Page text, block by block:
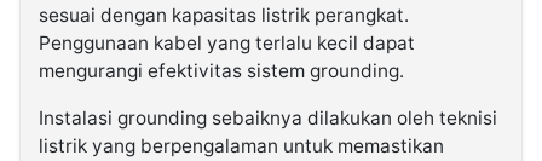
sesuai dengan kapasitas listrik perangkat.
Penggunaan kabel yang terlalu kecil dapat
mengurangi efektivitas sistem grounding.
Instalasi grounding sebaiknya dilakukan oleh teknisi
listrik yang berpengalaman untuk memastikan